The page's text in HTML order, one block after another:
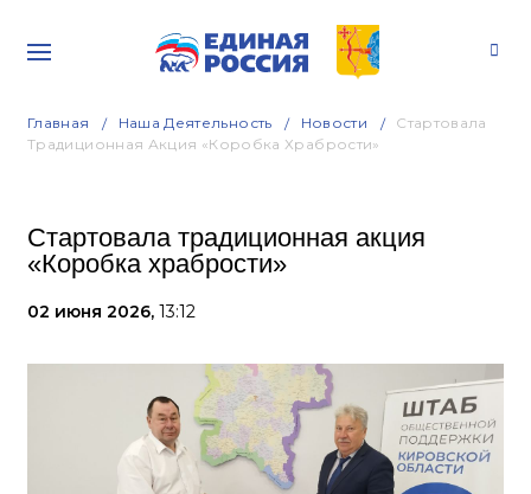
Главная Наша Деятельность Новости
Стартовала
Традиционная Акция «Коробка Храбрости»
Стартовала традиционная акция
«Коробка храбрости»
02 июня 2026, 13:12